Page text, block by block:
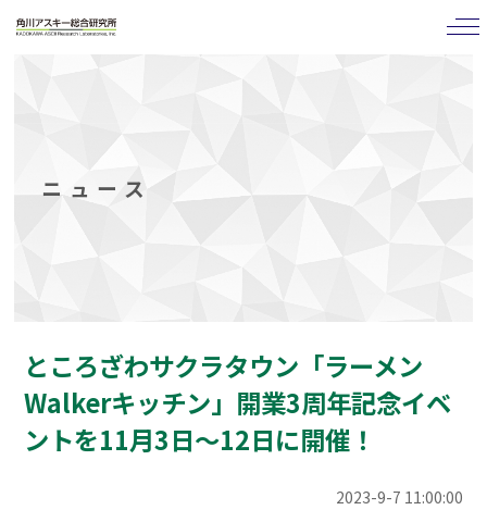
ニュース
ところざわサクラタウン「ラーメン
Walkerキッチン」開業3周年記念イベ
ントを11月3日～12日に開催！
2023-9-7 11:00:00